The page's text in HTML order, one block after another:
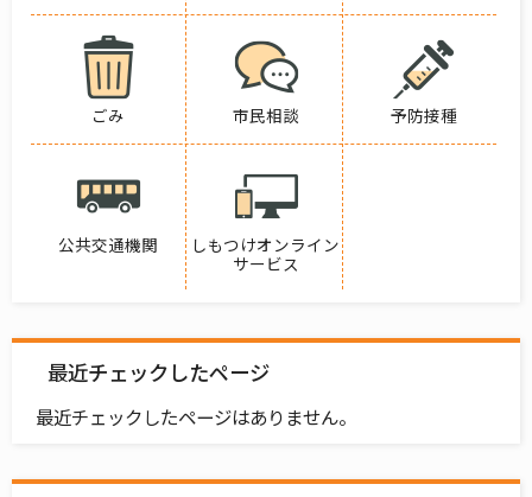
ごみ 市民相談 予防接種
公共交通機関
しもつけオンライン
サービス
最近チェックしたページ
最近チェックしたページはありません。